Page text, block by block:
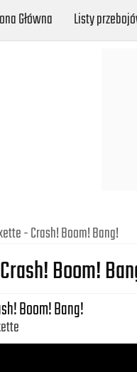
Główna Listy
- Crash! Boom! Bang!
Boom!
Boom! Bang!